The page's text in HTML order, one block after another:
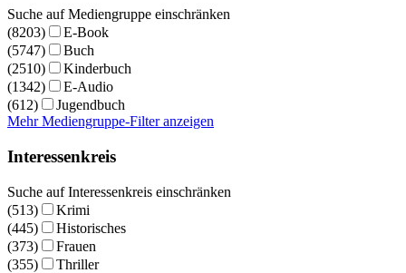
Suche auf Mediengruppe einschränken
(8203)
E-Book
(5747)
Buch
(2510)
Kinderbuch
(1342)
E-Audio
(612)
Jugendbuch
Mehr Mediengruppe-Filter anzeigen
Interessenkreis
Suche auf Interessenkreis einschränken
(513)
Krimi
(445)
Historisches
(373)
Frauen
(355)
Thriller